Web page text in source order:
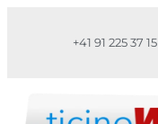
+41 91 225 37 15